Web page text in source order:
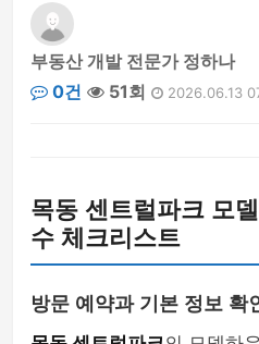
부동산 개발 전문가 정하나
0건
51회 2026.06.13
목동 센트럴파크 모
수 체크리스트
방문 예약과 기본 정보 확